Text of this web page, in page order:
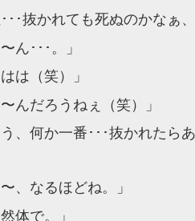
･･抜かれても死ぬのかなぁ、
〜ん･･･。」
は（笑）」
〜んだろうねぇ（笑）」
、何か一番･･･抜かれたら
〜、なるほどね。」
体で。」